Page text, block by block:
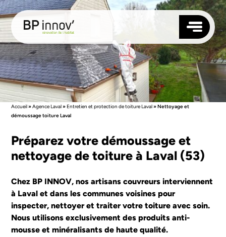
TOITURE
FAÇADE
ISOLATION
NOS AGENCES
ANGERS
RENNES
LE MANS
LORIENT
SAUMUR
VANNES
SAINT-BRIEUC
SAINT NAZAIRE
QUI SOMMES-NOUS ?
CONTACTEZ-NOUS
SUIVEZ-NOUS
Accueil»Agence Laval» Entretien et protection de toiture Laval»Nettoyage et
démoussage toiture Laval
Préparez votre démoussage et
nettoyage de toiture à Laval (53)
Chez BP INNOV, nos artisans couvreurs interviennent
à Laval et dans les communes voisines pour
inspecter, nettoyer et traiter votre toiture avec soin.
Nous utilisons exclusivement des produits anti-
mousse et minéralisants de haute qualité.